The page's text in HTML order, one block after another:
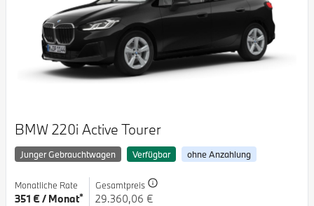
BMW 220i Active Tourer
Junger Gebrauchtwagen Verfügbar ohne Anzahlung
Monatliche Rate
351 € / Monat*
Gesamtpreis
29.360,06 €